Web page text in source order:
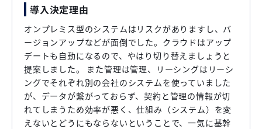
導入決定理由
オンプレミス型のシステムはリスクがありますし、バ
ージョンアップなどが面倒でした。クラウドはアップ
デートも自動になるので、やはり切り替えましょうと
提案しました。 また管理は管理、リーシングはリーシ
ングでそれぞれ別の会社のシステムを使っていました
が、データが繋がっておらず、契約と管理の情報が切
れてしまうため効率が悪く、仕組み（システム）を変
えないとどうにもならないということで、一気に基幹